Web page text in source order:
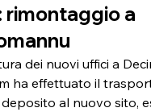
rimontaggio a
dei nuovi uffici a
ha effettuato il
al nuovo sito,